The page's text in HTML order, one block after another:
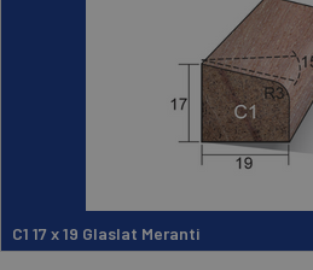
C1 17 x 19 Glaslat Meranti